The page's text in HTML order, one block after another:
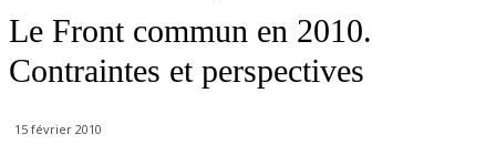
Le Front commun en 2010.
Contraintes et perspectives
15 février 2010